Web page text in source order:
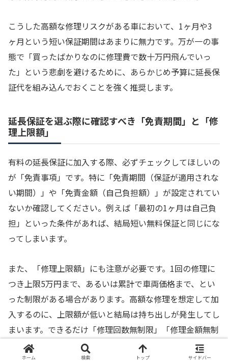
こうした高額な修理リスクがある車において、1ヶ月や3
ヶ月という短い保証期間はあまりに無力です。万が一の事
態で「買ったばかりなのに修理費で数十万円飛んでいっ
た」という悲劇を避けるために、あらかじめ予算に延長保
証代を組み込んでおくことを強く推奨します。
延長保証を選ぶ際に確認すべき「免責期間」と「修
理上限額」
有料の延長保証に加入する際、必ずチェックしてほしいの
が「免責事項」です。特に「免責期間（保証が適用されな
い期間）」や「免責金額（自己負担額）」が設定されてい
ないか確認してください。例えば「最初の1ヶ月は自己負
担」といった条件があれば、結局短い無料保証と同じにな
ってしまいます。
また、「修理上限額」にも注意が必要です。1回の修理に
つき上限5万円まで、あるいは累計で車両価格まで、とい
った制限がある場合があります。高額な修理を想定して加
入するのに、上限額が低いと結局は持ち出しが発生してし
まいます。できるだけ「修理回数無制限」「修理金額無制
限」のプランを選びましょう。
ホーム 検索 トップ サイドバー